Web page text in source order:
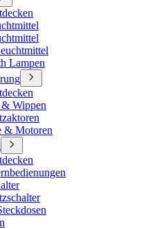
Lampen
& Wippen
& Motoren